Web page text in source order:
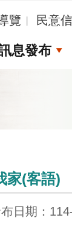
覽 民意
息發布
家(客語)
日期：